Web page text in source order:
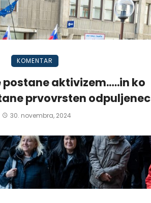
KOMENTAR
postane aktivizem.….in ko
prvovrsten odpuljenec
30. novembra, 2024